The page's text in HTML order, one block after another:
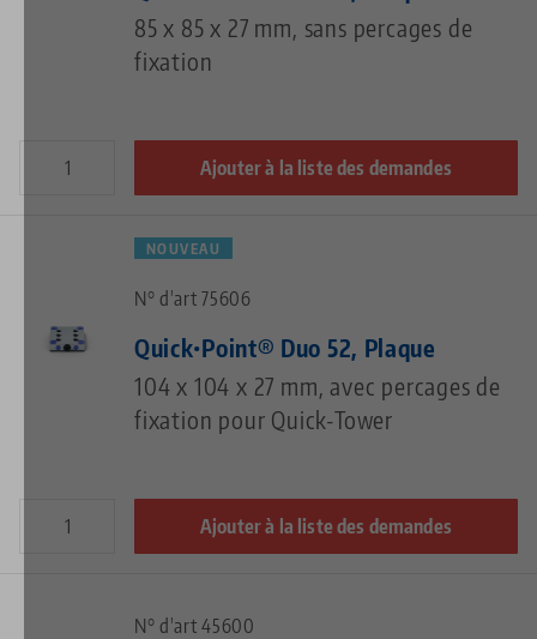
85 x 85 x 27 mm, sans percages de
fixation
Ajouter à la liste des demandes
NOUVEAU
N° d'art 75606
Quick•Point® Duo 52, Plaque
104 x 104 x 27 mm, avec percages de
fixation pour Quick-Tower
Ajouter à la liste des demandes
N° d'art 45600